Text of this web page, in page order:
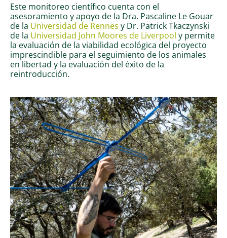
Este monitoreo científico cuenta con el
asesoramiento y apoyo de la Dra. Pascaline Le Gouar
de la Universidad de Rennes y Dr. Patrick Tkaczynski
de la Universidad John Moores de Liverpool y permite
la evaluación de la viabilidad ecológica del proyecto
imprescindible para el seguimiento de los animales
en libertad y la evaluación del éxito de la
reintroducción.